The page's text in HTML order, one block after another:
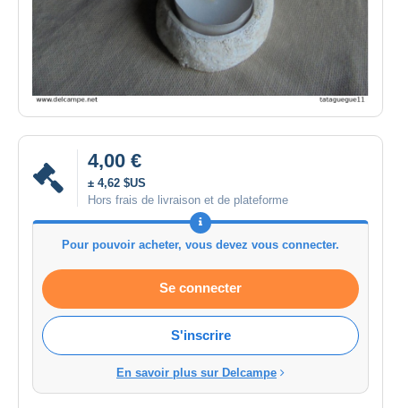
4,00 €
± 4,62 $US
Hors frais de livraison et de plateforme
Pour pouvoir acheter, vous devez vous connecter.
Se connecter
S'inscrire
En savoir plus sur Delcampe